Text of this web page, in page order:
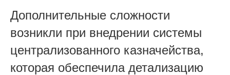
Дополнительные сложности
возникли при внедрении системы
централизованного казначейства,
которая обеспечила детализацию